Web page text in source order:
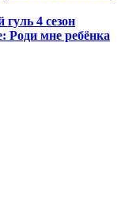
гуль 4 сезон
Роди мне ребёнка